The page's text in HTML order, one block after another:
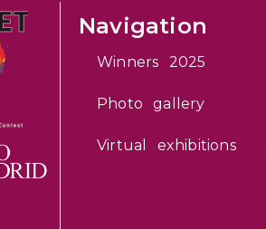
Winners 2025
Photo gallery
Virtual exhibitions
Navigation